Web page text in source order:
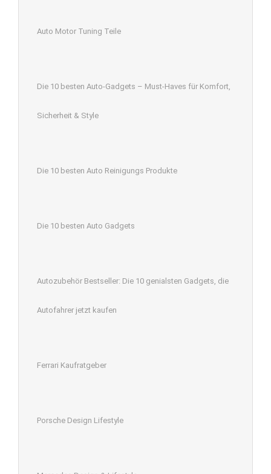
Auto Motor Tuning Teile
Die 10 besten Auto-Gadgets – Must-Haves für Komfort,
Sicherheit & Style
Die 10 besten Auto Reinigungs Produkte
Die 10 besten Auto Gadgets
Autozubehör Bestseller: Die 10 genialsten Gadgets, die
Autofahrer jetzt kaufen
Ferrari Kaufratgeber
Porsche Design Lifestyle